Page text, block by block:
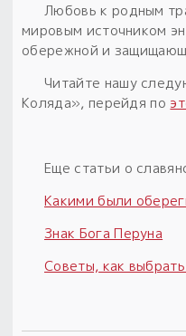
Любовь к родным
мировым источником
обережной и
Читайте нашу
Коляда», перейдя по
Еще статьи о
Какими были
Знак Бога Перуна
Советы, как